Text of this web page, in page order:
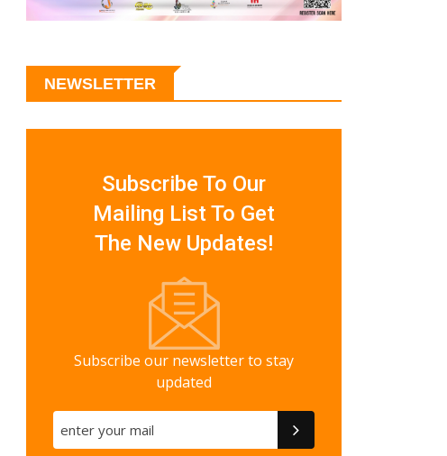
NEWSLETTER
Subscribe To Our
Mailing List To Get
The New Updates!
Subscribe our newsletter to stay
updated